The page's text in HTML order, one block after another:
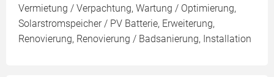
Vermietung / Verpachtung, Wartung / Optimierung,
Solarstromspeicher / PV Batterie, Erweiterung,
Renovierung, Renovierung / Badsanierung, Installation